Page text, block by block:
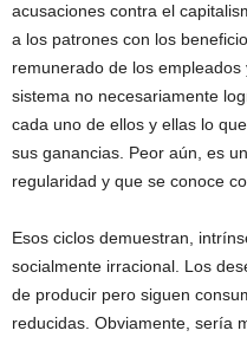
acusaciones contra el
a los patrones con los
remunerado de los
sistema no necesariamente
cada uno de ellos y ellas lo
sus ganancias. Peor aún, es
regularidad y que se conoce
Esos ciclos demuestran,
socialmente irracional. Los
de producir pero siguen
reducidas. Obviamente, sería